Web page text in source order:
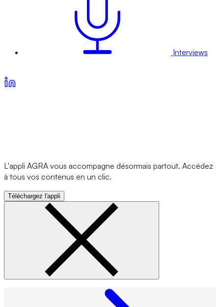
Interviews
L'appli AGRA vous accompagne désormais partout. Accédez
à tous vos contenus en un clic.
Téléchargez l'appli